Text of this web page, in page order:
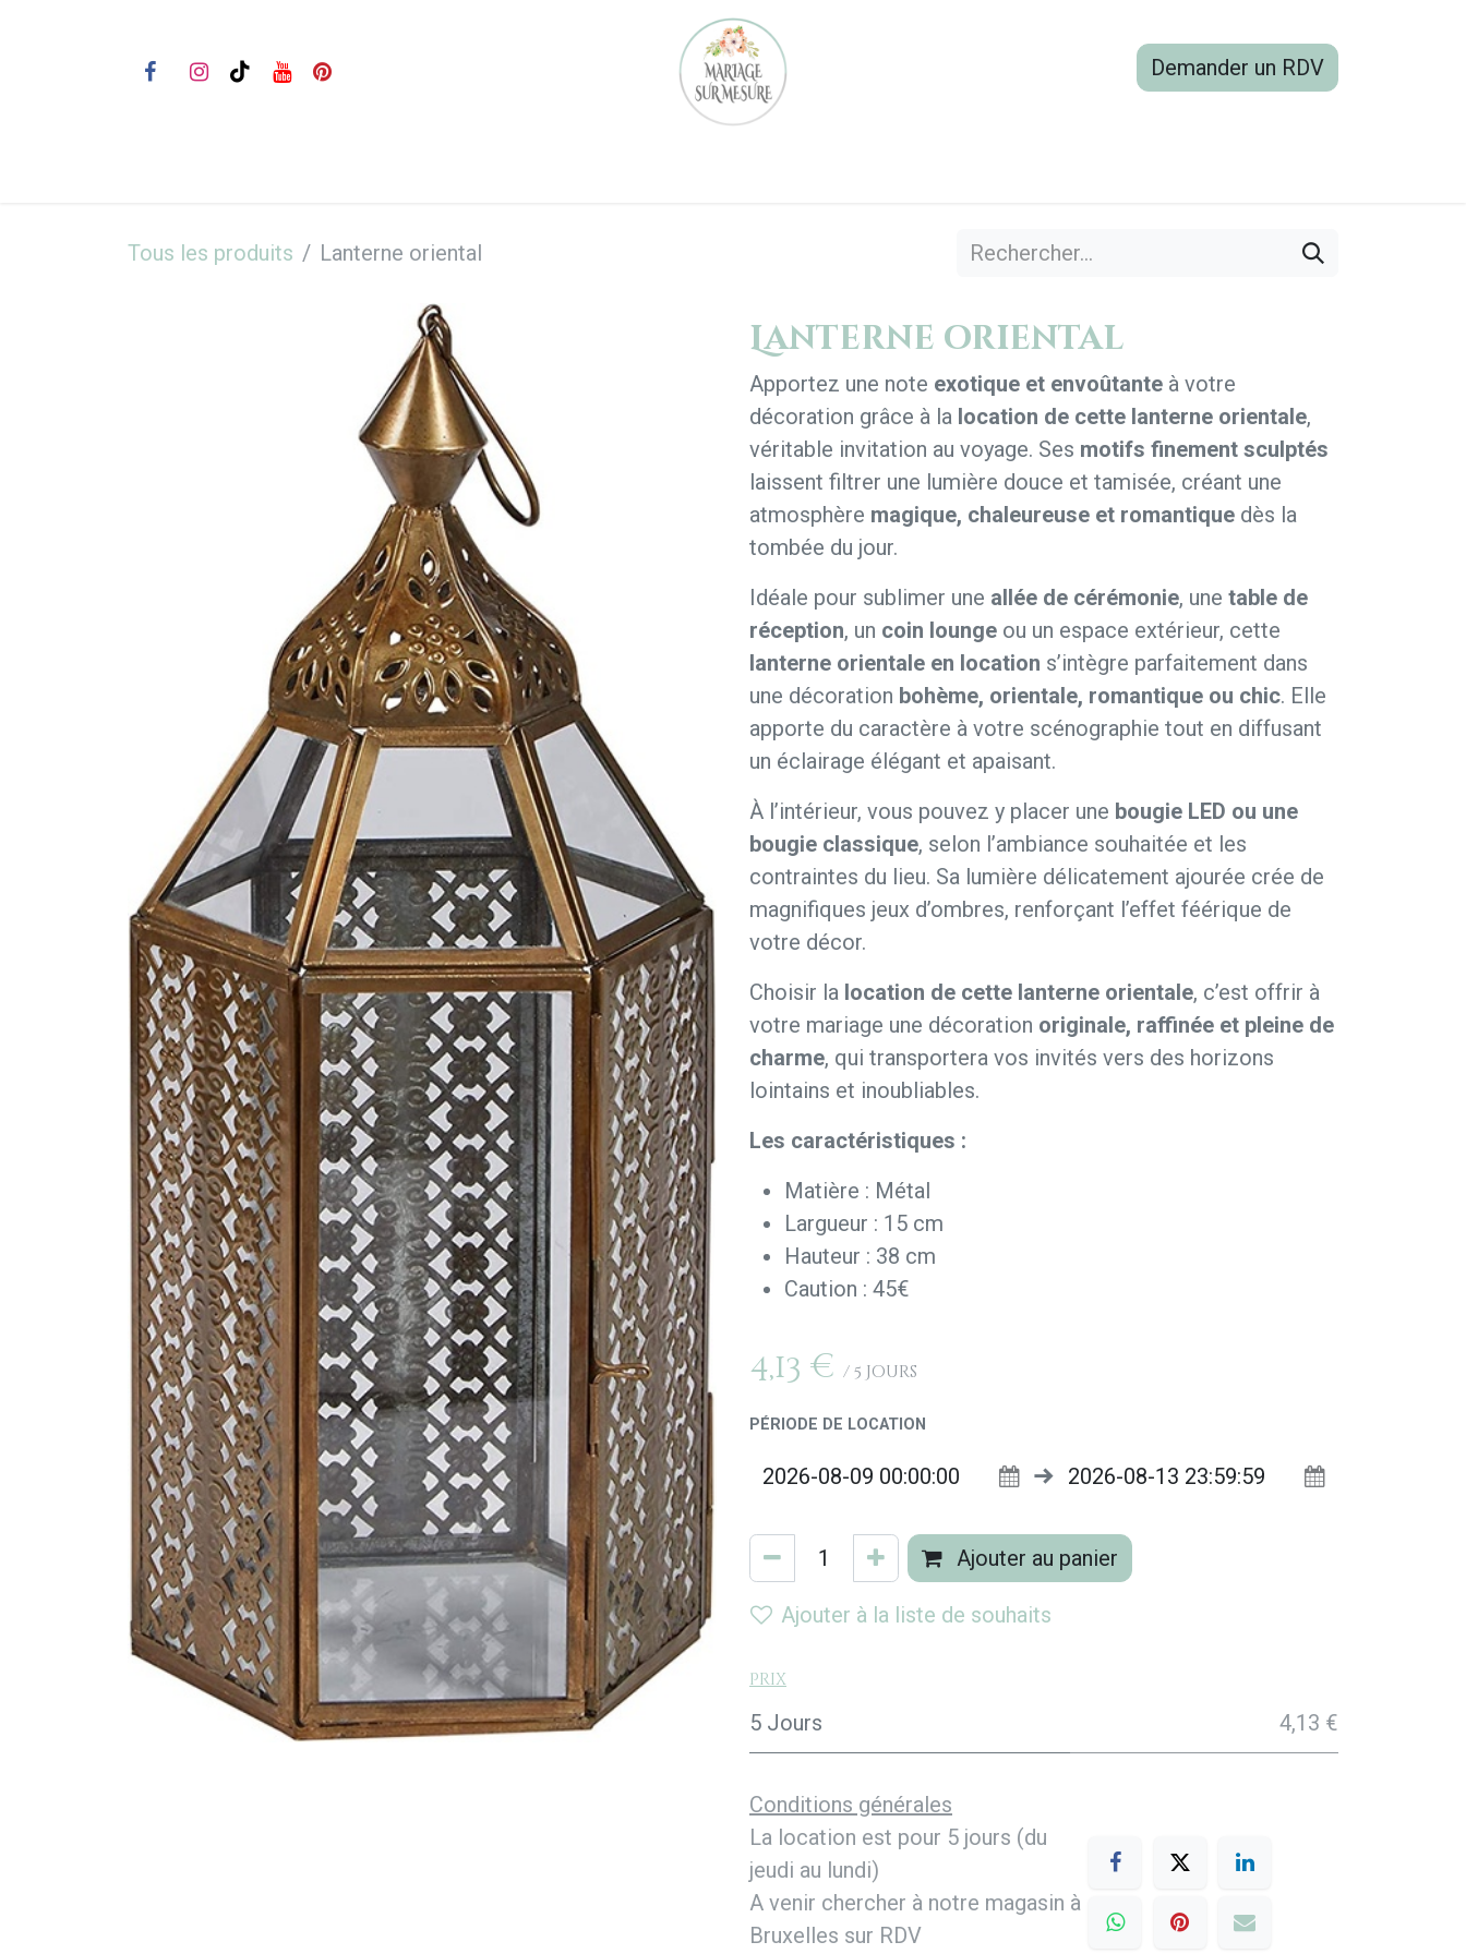
Demander un RDV
Tous les produits Lanterne oriental
Lanterne oriental
Apportez une note exotique et envoûtante à votre
décoration grâce à la location de cette lanterne orientale,
véritable invitation au voyage. Ses motifs finement sculptés
laissent filtrer une lumière douce et tamisée, créant une
atmosphère magique, chaleureuse et romantique dès la
tombée du jour.
Idéale pour sublimer une allée de cérémonie, une table de
réception, un coin lounge ou un espace extérieur, cette
lanterne orientale en location s’intègre parfaitement dans
une décoration bohème, orientale, romantique ou chic. Elle
apporte du caractère à votre scénographie tout en diffusant
un éclairage élégant et apaisant.
À l’intérieur, vous pouvez y placer une bougie LED ou une
bougie classique, selon l’ambiance souhaitée et les
contraintes du lieu. Sa lumière délicatement ajourée crée de
magnifiques jeux d’ombres, renforçant l’effet féérique de
votre décor.
Choisir la location de cette lanterne orientale, c’est offrir à
votre mariage une décoration originale, raffinée et pleine de
charme, qui transportera vos invités vers des horizons
lointains et inoubliables.
Les caractéristiques :
Matière : Métal
Largueur : 15 cm
Hauteur : 38 cm
Caution : 45€
4,13 € /5 Jours
PÉRIODE DE LOCATION
Ajouter au panier
Ajouter à la liste de souhaits
Prix
5 Jours 4,13 €
Conditions générales
La location est pour 5 jours (du
jeudi au lundi)
A venir chercher à notre magasin à
Bruxelles sur RDV